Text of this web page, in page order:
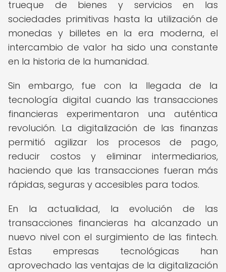
trueque de bienes y servicios en las
sociedades primitivas hasta la utilización de
monedas y billetes en la era moderna, el
intercambio de valor ha sido una constante
en la historia de la humanidad.
Sin embargo, fue con la llegada de la
tecnología digital cuando las transacciones
financieras experimentaron una auténtica
revolución. La digitalización de las finanzas
permitió agilizar los procesos de pago,
reducir costos y eliminar intermediarios,
haciendo que las transacciones fueran más
rápidas, seguras y accesibles para todos.
En la actualidad, la evolución de las
transacciones financieras ha alcanzado un
nuevo nivel con el surgimiento de las fintech.
Estas empresas tecnológicas han
aprovechado las ventajas de la digitalización